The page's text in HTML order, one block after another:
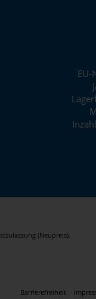
EU-
(Neupreis).
Barrierefreiheit